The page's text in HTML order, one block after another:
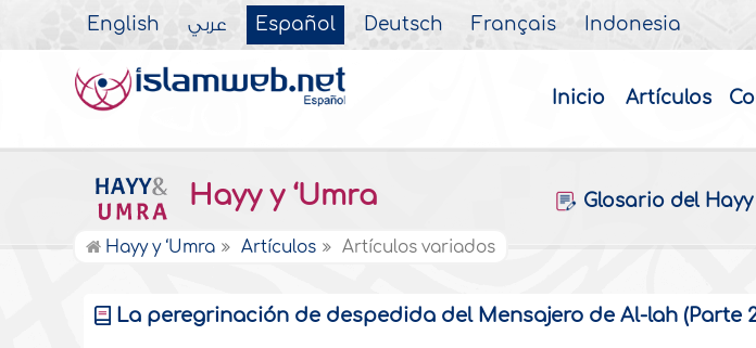
English عربي Español Deutsch Français Indonesia
Inicio Artículos
Hayy y ‘Umra Glosario del Hayy
Hayy y ‘Umra Artículos Artículos variados
La peregrinación de despedida del Mensajero de Al-lah (Parte